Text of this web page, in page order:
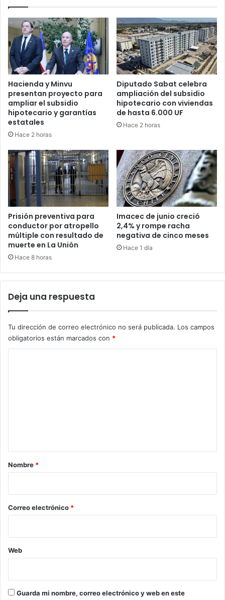
Hacienda y Minvu
presentan proyecto para
ampliar el subsidio
hipotecario y garantías
estatales
Hace 2 horas
Diputado Sabat celebra
ampliación del subsidio
hipotecario con viviendas
de hasta 6.000 UF
Hace 2 horas
Prisión preventiva para
conductor por atropello
múltiple con resultado de
muerte en La Unión
Hace 8 horas
Imacec de junio creció
2,4% y rompe racha
negativa de cinco meses
Hace 1 día
Deja una respuesta
Tu dirección de correo electrónico no será publicada. Los campos
obligatorios están marcados con *
r
*
Nombre *
Correo electrónico *
Web
Guarda mi nombre, correo electrónico y web en este